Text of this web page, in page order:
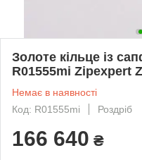
Золоте кільце із
R01555mi Zipexpert
Немає в наявності
Код: R01555mi
Роздріб
166 640 ₴